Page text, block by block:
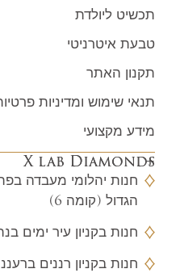
תכשיט ליולדת
טבעת איטרניטי
תקנון האתר
תנאי שימוש ומדיניות
מידע מקצועי
X lab Diamonds
חנות יהלומי מעבדה
הגדול (קומה 6)
חנות בקניון עיר ימים
חנות בקניון רננים